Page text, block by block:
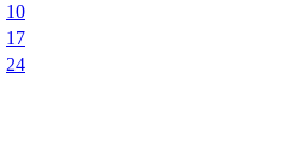
10
17
24